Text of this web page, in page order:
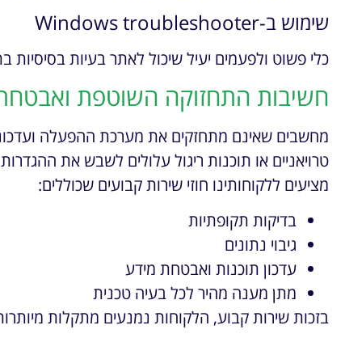
שימוש ב-Windows troubleshooter
כלי פשוט ולפעמים יעיל שיכול לאתר בעיות
חשיבות התחזוקה השוטפת
מחשבים שאינם מתחזקים את מערכת ההפעלה
מציעים ללקוחותינו חוזי שירות קבועים שכוללים:
בדיקות תקופתיות
גיבוי נתונים
עדכון תוכנות ואבטחת מידע
מתן מענה מהיר לכל בעיה טכנית
בזכות שירות קבוע, הלקוחות נמנעים מתקלות